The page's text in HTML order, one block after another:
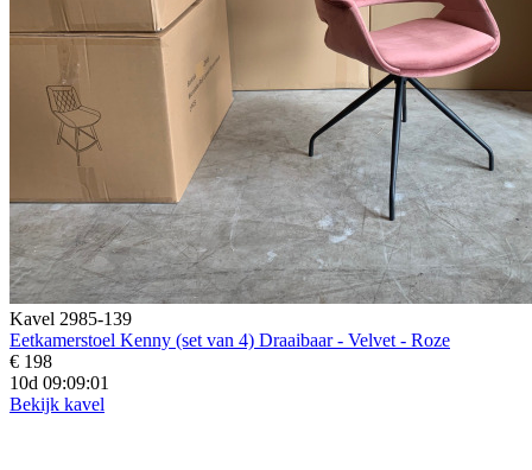
Kavel 2985-139
Eetkamerstoel Kenny (set van 4) Draaibaar - Velvet - Roze
€ 198
10d 09:08:59
Bekijk kavel